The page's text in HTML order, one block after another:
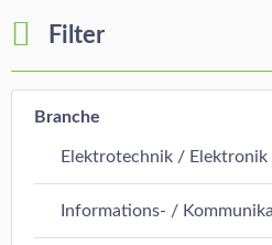
Filter
Branche
Elektrotechnik / Elektronik
Informations- /